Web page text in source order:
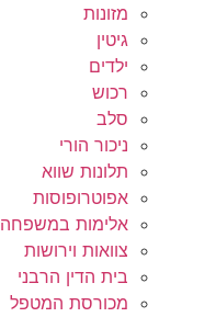
מזונות
גיטין
ילדים
רכוש
סלב
ניכור הורי
תלונות שווא
אפוטרופוסות
אלימות במשפחה
צוואות וירושות
בית הדין הרבני
מכורסת המטפל